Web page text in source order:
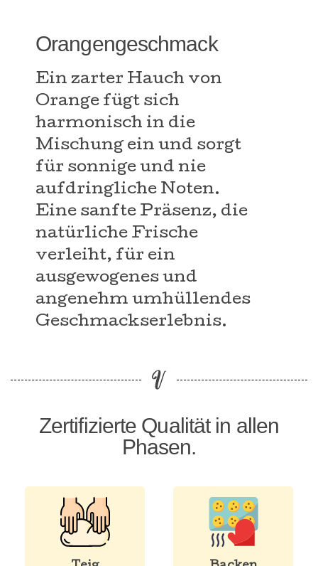
Orangengeschmack
Ein zarter Hauch von
Orange fügt sich
harmonisch in die
Mischung ein und sorgt
für sonnige und nie
aufdringliche Noten.
Eine sanfte Präsenz, die
natürliche Frische
verleiht, für ein
ausgewogenes und
angenehm umhüllendes
Geschmackserlebnis.
Zertifizierte Qualität in allen
Phasen.